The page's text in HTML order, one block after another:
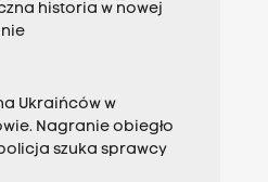
historia w nowej
Ukraińców w
Nagranie obiegło
szuka sprawcy